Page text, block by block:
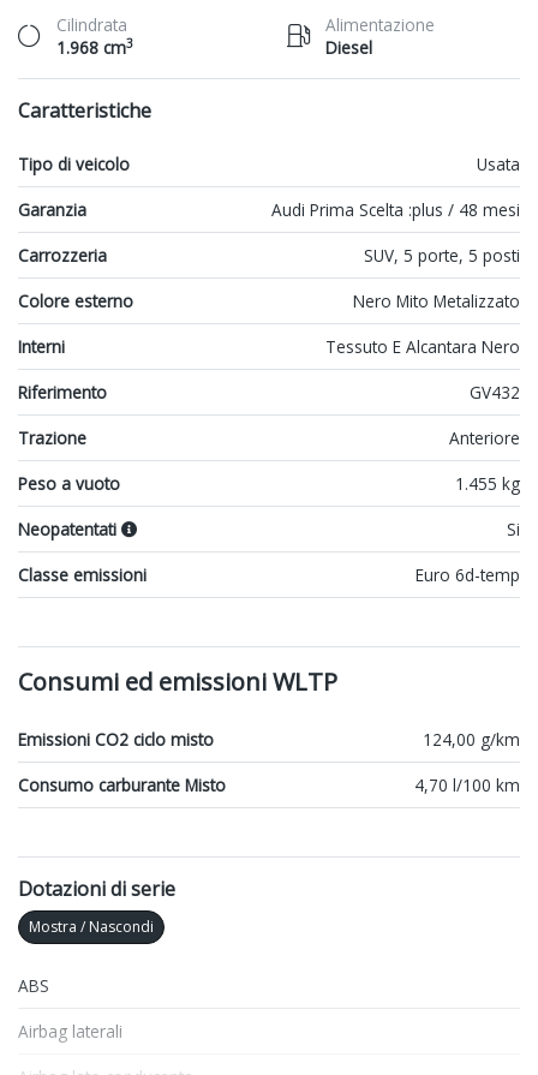
Cilindrata
1.968 cm3
Alimentazione
Diesel
Caratteristiche
Tipo di veicolo
Usata
Garanzia
Audi Prima Scelta :plus / 48 mesi
Carrozzeria
SUV, 5 porte, 5 posti
Colore esterno
Nero Mito Metalizzato
Interni
Tessuto E Alcantara Nero
Riferimento
GV432
Trazione
Anteriore
Peso a vuoto
1.455 kg
Neopatentati
Si
Classe emissioni
Euro 6d-temp
Consumi ed emissioni WLTP
Emissioni CO2 ciclo misto
124,00 g/km
Consumo carburante Misto
4,70 l/100 km
Dotazioni di serie
Mostra / Nascondi
ABS
Airbag laterali